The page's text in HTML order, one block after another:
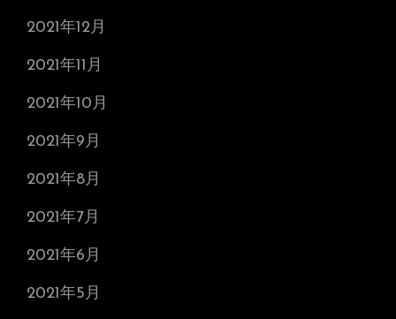
2021年12月
2021年11月
2021年10月
2021年9月
2021年8月
2021年7月
2021年6月
2021年5月